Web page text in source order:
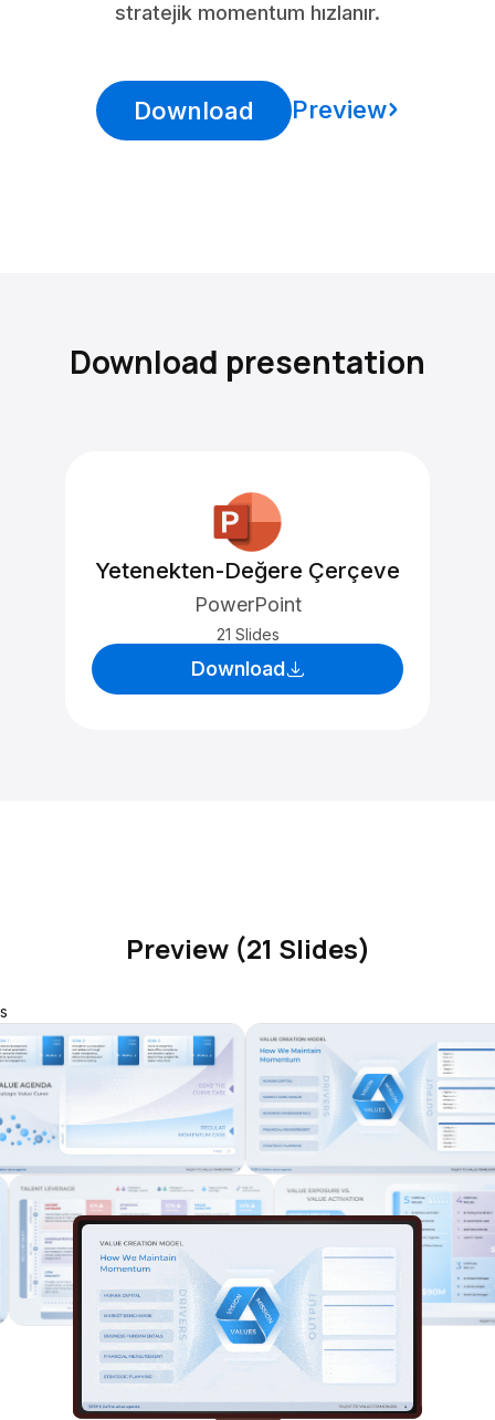
stratejik momentum hızlanır.
Download Preview
Download presentation
Yetenekten-Değere Çerçeve
PowerPoint
21 Slides
Download
Preview (21 Slides)
s